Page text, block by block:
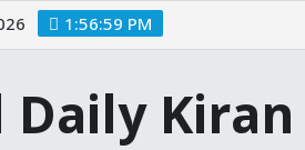
1:57:00 PM
Daily Kiran